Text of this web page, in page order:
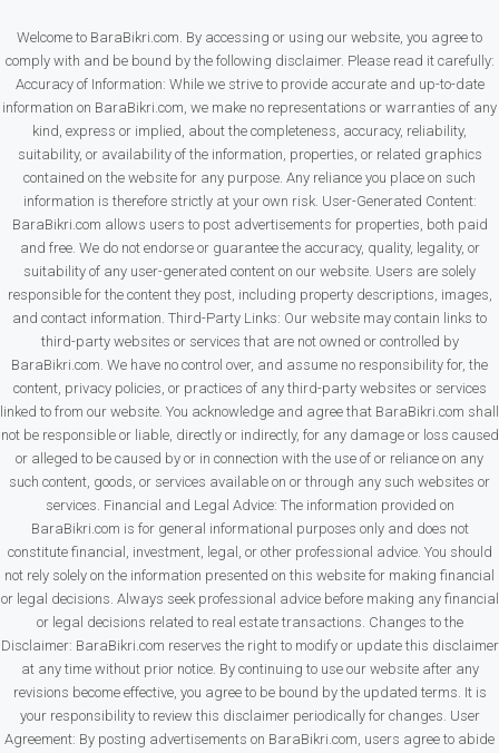
Welcome to BaraBikri.com. By accessing or using our website, you agree to
comply with and be bound by the following disclaimer. Please read it carefully:
Accuracy of Information: While we strive to provide accurate and up-to-date
information on BaraBikri.com, we make no representations or warranties of any
kind, express or implied, about the completeness, accuracy, reliability,
suitability, or availability of the information, properties, or related graphics
contained on the website for any purpose. Any reliance you place on such
information is therefore strictly at your own risk. User-Generated Content:
BaraBikri.com allows users to post advertisements for properties, both paid
and free. We do not endorse or guarantee the accuracy, quality, legality, or
suitability of any user-generated content on our website. Users are solely
responsible for the content they post, including property descriptions, images,
and contact information. Third-Party Links: Our website may contain links to
third-party websites or services that are not owned or controlled by
BaraBikri.com. We have no control over, and assume no responsibility for, the
content, privacy policies, or practices of any third-party websites or services
linked to from our website. You acknowledge and agree that BaraBikri.com shall
not be responsible or liable, directly or indirectly, for any damage or loss caused
or alleged to be caused by or in connection with the use of or reliance on any
such content, goods, or services available on or through any such websites or
services. Financial and Legal Advice: The information provided on
BaraBikri.com is for general informational purposes only and does not
constitute financial, investment, legal, or other professional advice. You should
not rely solely on the information presented on this website for making financial
or legal decisions. Always seek professional advice before making any financial
or legal decisions related to real estate transactions. Changes to the
Disclaimer: BaraBikri.com reserves the right to modify or update this disclaimer
at any time without prior notice. By continuing to use our website after any
revisions become effective, you agree to be bound by the updated terms. It is
your responsibility to review this disclaimer periodically for changes. User
Agreement: By posting advertisements on BaraBikri.com, users agree to abide